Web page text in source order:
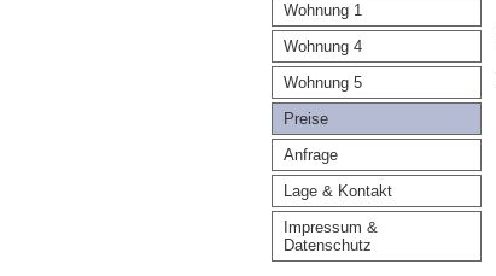
Wohnung 1
Wohnung 4
Wohnung 5
Preise
Anfrage
Lage & Kontakt
Impressum &
Datenschutz